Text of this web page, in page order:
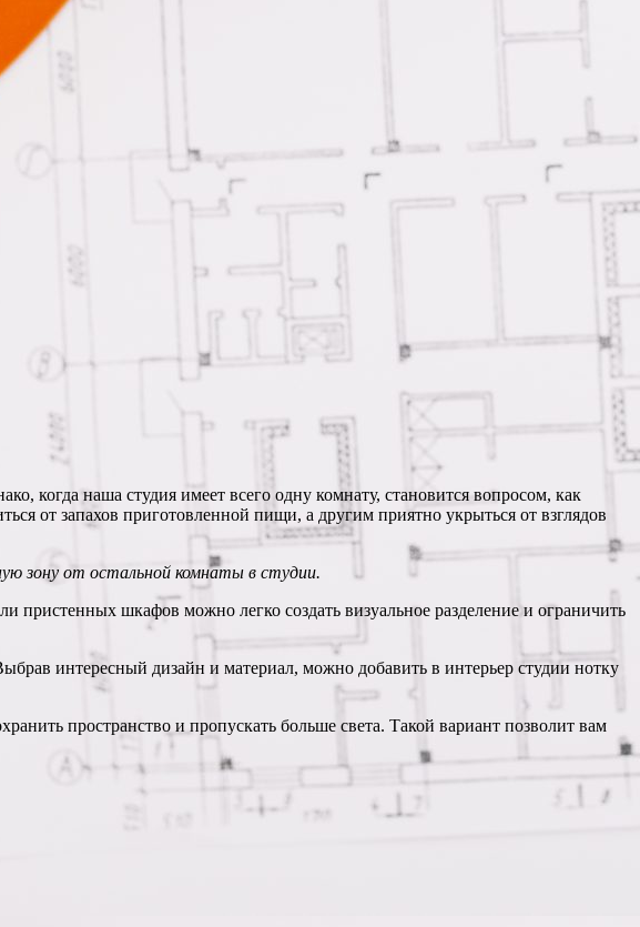
когда наша студия имеет всего одну комнату, становится вопросом, как
от запахов приготовленной пищи, а другим приятно укрыться от взглядов
зону от остальной комнаты в студии.
шкафов можно легко создать визуальное разделение и ограничить
интересный дизайн и материал, можно добавить в интерьер студии нотку
пространство и пропускать больше света. Такой вариант позволит вам